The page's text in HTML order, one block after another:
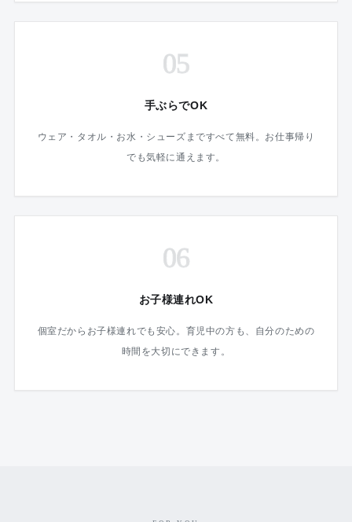
05
手ぶらでOK
ウェア・タオル・お水・シューズまですべて無料。お仕事帰り
でも気軽に通えます。
06
お子様連れOK
個室だからお子様連れでも安心。育児中の方も、自分のための
時間を大切にできます。